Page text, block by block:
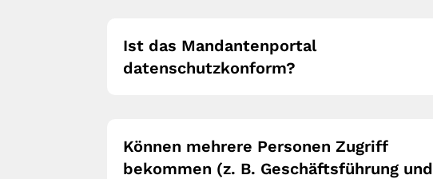
Ist das Mandantenportal
datenschutzkonform?
Können mehrere Personen Zugriff
bekommen (z. B. Geschäftsführung und